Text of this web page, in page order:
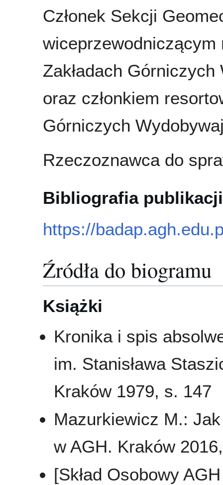
Członek Sekcji
Zakładach
oraz członkiem
Górniczych
Rzeczoznawca do
Bibliografia publikacji
https://
Źródła do biogramu
Książki
Kronika i spis
im. Stanisława
Kraków 1979, s. 147
Mazurkiewicz M.:
w AGH. Kraków
[Skład Osobowy